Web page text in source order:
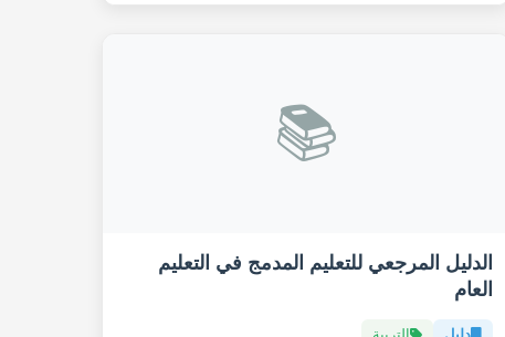
📚
الدليل المرجعي للتعليم المدمج في التعليم
العام